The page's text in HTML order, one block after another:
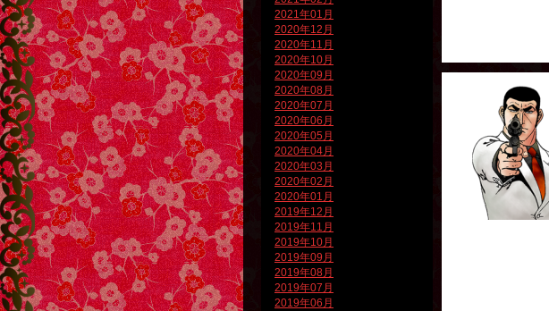
2021年01月
2020年12月
2020年11月
2020年10月
2020年09月
2020年08月
2020年07月
2020年06月
2020年05月
2020年04月
2020年03月
2020年02月
2020年01月
2019年12月
2019年11月
2019年10月
2019年09月
2019年08月
2019年07月
2019年06月